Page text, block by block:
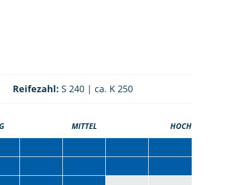
Reifezahl: S 240 | ca. K 250
MITTEL HOCH